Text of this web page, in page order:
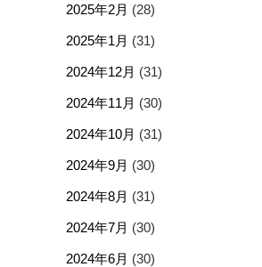
2025年2月 (28)
2025年1月 (31)
2024年12月 (31)
2024年11月 (30)
2024年10月 (31)
2024年9月 (30)
2024年8月 (31)
2024年7月 (30)
2024年6月 (30)